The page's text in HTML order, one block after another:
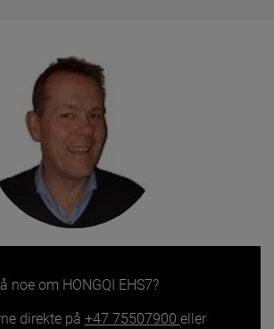
noe om HONGQI EHS7?
direkte på +47 75507900 eller